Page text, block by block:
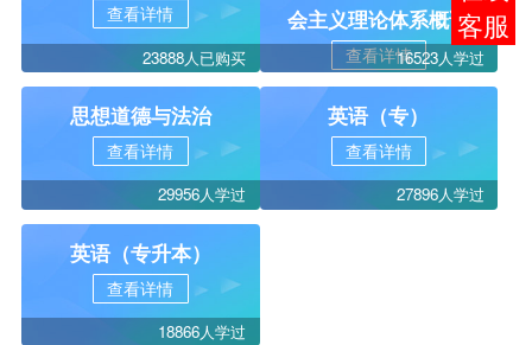
查看详情
23888人已购买
会主义理论体系概论
查看详情16523人学过
思想道德与法治
查看详情
29956人学过
英语（专）
查看详情
27896人学过
英语（专升本）
查看详情
18866人学过
客服